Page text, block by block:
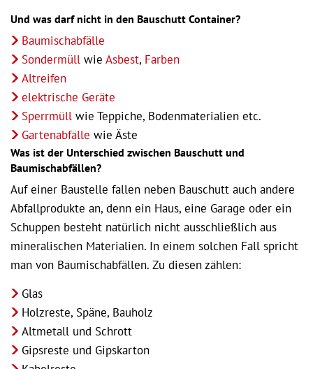
Und was darf nicht in den Bauschutt Container?
Baumischabfälle
Sondermüll wie Asbest, Farben
Altreifen
elektrische Geräte
Sperrmüll wie Teppiche, Bodenmaterialien etc.
Gartenabfälle wie Äste
Was ist der Unterschied zwischen Bauschutt und
Baumischabfällen?
Auf einer Baustelle fallen neben Bauschutt auch andere
Abfallprodukte an, denn ein Haus, eine Garage oder ein
Schuppen besteht natürlich nicht ausschließlich aus
mineralischen Materialien. In einem solchen Fall spricht
man von Baumischabfällen. Zu diesen zählen:
Glas
Holzreste, Späne, Bauholz
Altmetall und Schrott
Gipsreste und Gipskarton